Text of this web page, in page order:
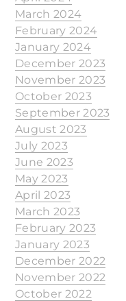
March 2024
February 2024
January 2024
December 2023
November 2023
October 2023
September 2023
August 2023
July 2023
June 2023
May 2023
April 2023
March 2023
February 2023
January 2023
December 2022
November 2022
October 2022